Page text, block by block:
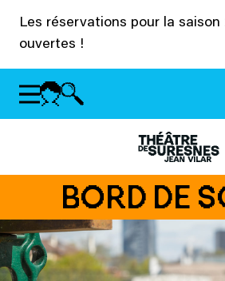
Les réservations pour la
ouvertes !
BORD DE